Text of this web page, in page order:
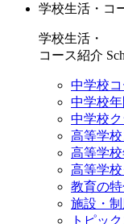
学校生活・コ
学校生活・
コース紹介
中学校
中学校
中学校
高等学
高等学
高等学
教育の
施設・制
トピッ